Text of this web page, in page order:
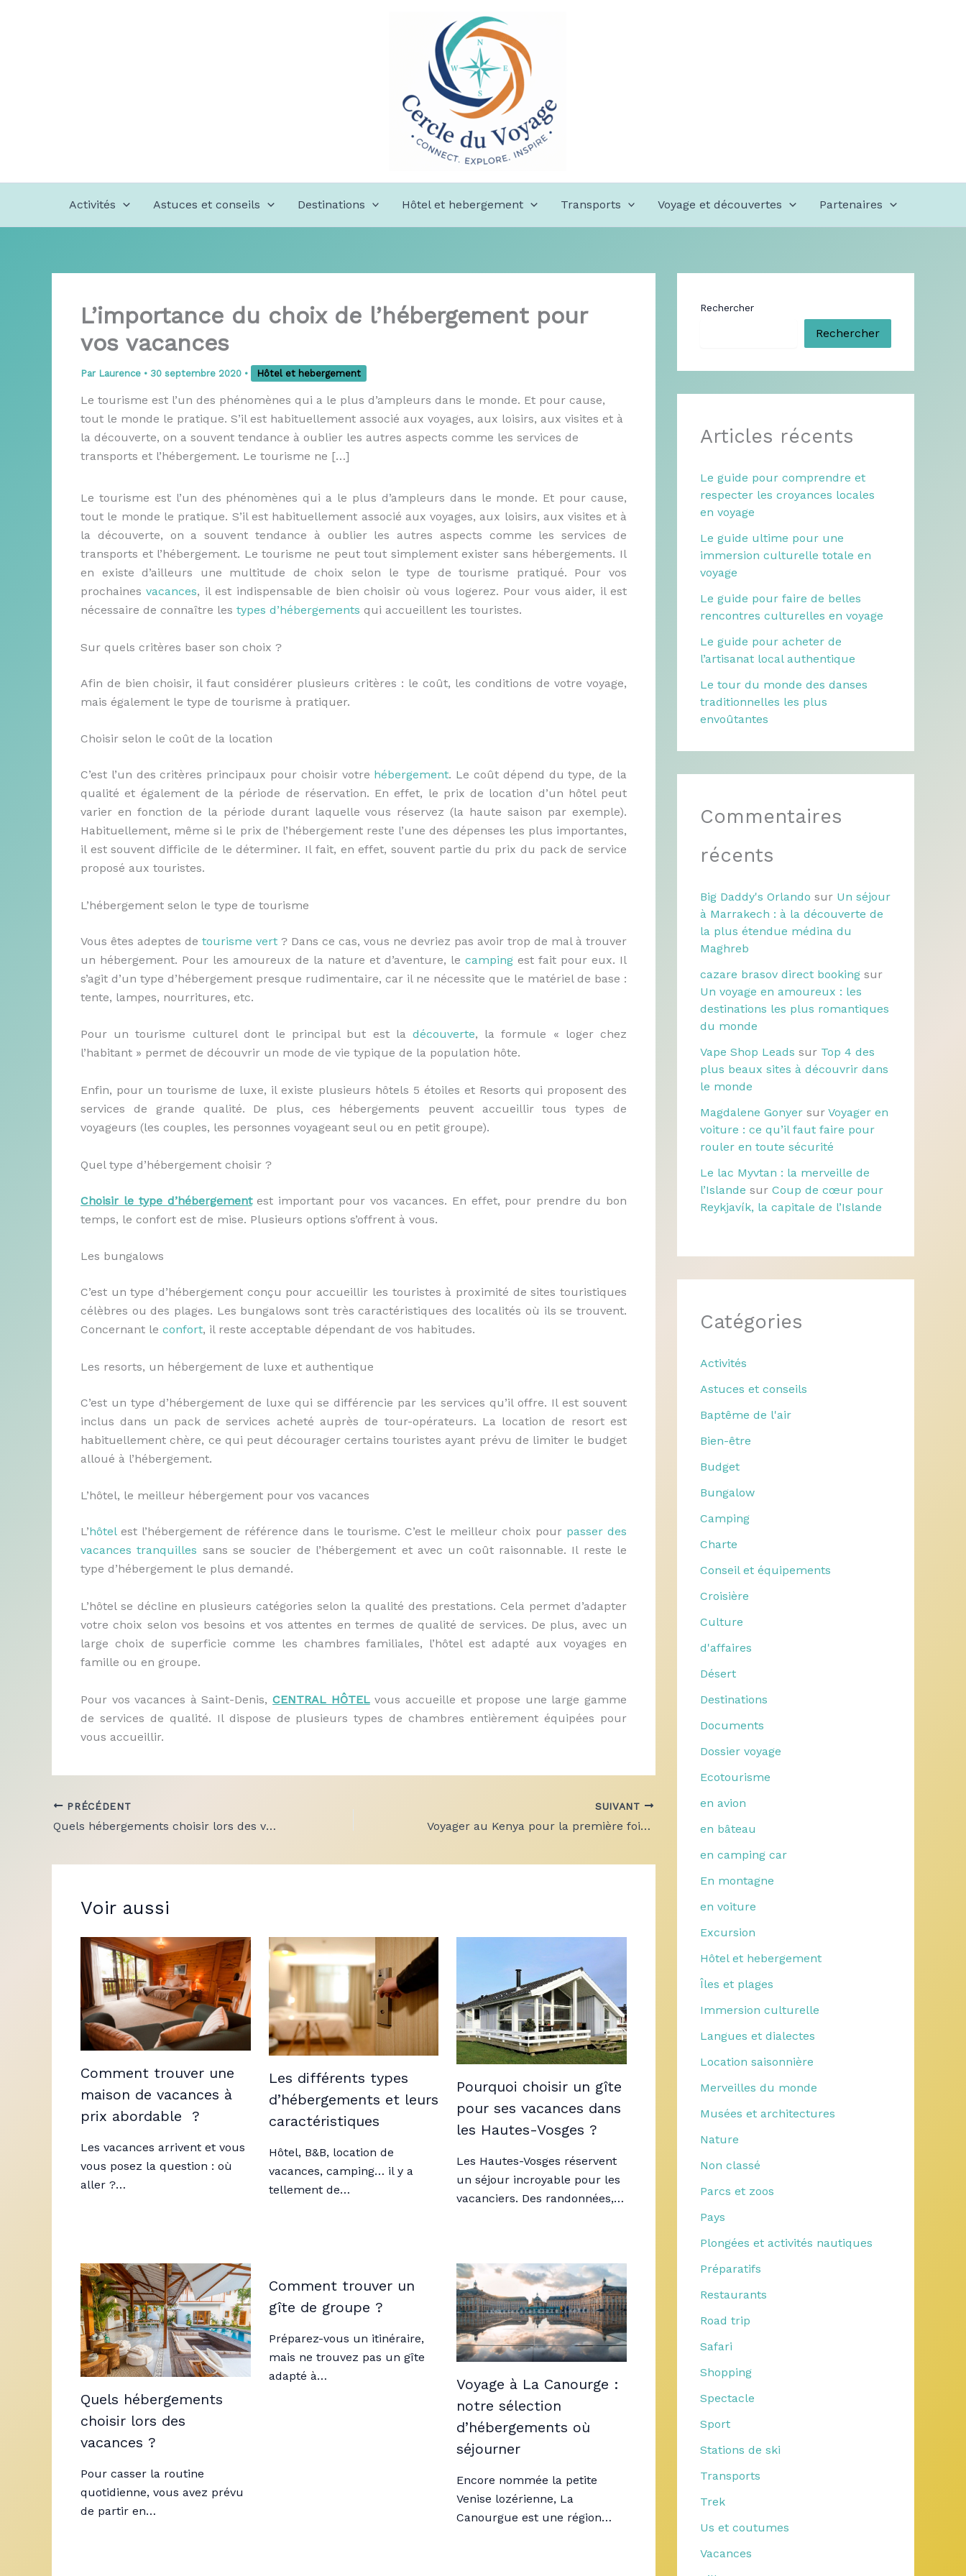
Activités Astuces et conseils Destinations Hôtel et hebergement Transports Voyage et découvertes Partenaires
L’importance du choix de l’hébergement pour
vos vacances
Par Laurence • 30 septembre 2020 • Hôtel et hebergement
Le tourisme est l’un des phénomènes qui a le plus d’ampleurs dans le monde. Et pour cause,
tout le monde le pratique. S’il est habituellement associé aux voyages, aux loisirs, aux visites et à
la découverte, on a souvent tendance à oublier les autres aspects comme les services de
transports et l’hébergement. Le tourisme ne […]
Le tourisme est l’un des phénomènes qui a le plus d’ampleurs dans le monde. Et pour cause,
tout le monde le pratique. S’il est habituellement associé aux voyages, aux loisirs, aux visites et à
la découverte, on a souvent tendance à oublier les autres aspects comme les services de
transports et l’hébergement. Le tourisme ne peut tout simplement exister sans hébergements. Il
en existe d’ailleurs une multitude de choix selon le type de tourisme pratiqué. Pour vos
prochainesvacances, il est indispensable de bien choisir où vous logerez. Pour vous aider, il est
nécessaire de connaître les types d’hébergements qui accueillent les touristes.
Sur quels critères baser son choix ?
Afin de bien choisir, il faut considérer plusieurs critères : le coût, les conditions de votre voyage,
mais également le type de tourisme à pratiquer.
Choisir selon le coût de la location
C’est l’un des critères principaux pour choisir votre hébergement. Le coût dépend du type, de la
qualité et également de la période de réservation. En effet, le prix de location d’un hôtel peut
varier en fonction de la période durant laquelle vous réservez (la haute saison par exemple).
Habituellement, même si le prix de l’hébergement reste l’une des dépenses les plus importantes,
il est souvent difficile de le déterminer. Il fait, en effet, souvent partie du prix du pack de service
proposé aux touristes.
L’hébergement selon le type de tourisme
Vous êtes adeptes de tourisme vert ? Dans ce cas, vous ne devriez pas avoir trop de mal à trouver
un hébergement. Pour les amoureux de la nature et d’aventure, le camping est fait pour eux. Il
s’agit d’un type d’hébergement presque rudimentaire, car il ne nécessite que le matériel de base :
tente, lampes, nourritures, etc.
Pour un tourisme culturel dont le principal but est la découverte, la formule « loger chez
l’habitant » permet de découvrir un mode de vie typique de la population hôte.
Enfin, pour un tourisme de luxe, il existe plusieurs hôtels 5 étoiles et Resorts qui proposent des
services de grande qualité. De plus, ces hébergements peuvent accueillir tous types de
voyageurs (les couples, les personnes voyageant seul ou en petit groupe).
Quel type d’hébergement choisir ?
Choisir le type d’hébergementest important pour vos vacances. En effet, pour prendre du bon
temps, le confort est de mise. Plusieurs options s’offrent à vous.
Les bungalows
C’est un type d’hébergement conçu pour accueillir les touristes à proximité de sites touristiques
célèbres ou des plages. Les bungalows sont très caractéristiques des localités où ils se trouvent.
Concernant le confort, il reste acceptable dépendant de vos habitudes.
Les resorts, un hébergement de luxe et authentique
C’est un type d’hébergement de luxe qui se différencie par les services qu’il offre. Il est souvent
inclus dans un pack de services acheté auprès de tour-opérateurs. La location de resort est
habituellement chère, ce qui peut décourager certains touristes ayant prévu de limiter le budget
alloué à l’hébergement.
L’hôtel, le meilleur hébergement pour vos vacances
L’hôtelest l’hébergement de référence dans le tourisme. C’est le meilleur choix pour passer des
vacances tranquilles sans se soucier de l’hébergement et avec un coût raisonnable. Il reste le
type d’hébergement le plus demandé.
L’hôtel se décline en plusieurs catégories selon la qualité des prestations. Cela permet d’adapter
votre choix selon vos besoins et vos attentes en termes de qualité de services. De plus, avec un
large choix de superficie comme les chambres familiales, l’hôtel est adapté aux voyages en
famille ou en groupe.
Pour vos vacances à Saint-Denis,CENTRAL HÔTELvous accueille et propose une large gamme
de services de qualité. Il dispose de plusieurs types de chambres entièrement équipées pour
vous accueillir.
PRÉCÉDENT
Quels hébergements choisir lors des vacances ?
SUIVANT
Voyager au Kenya pour la première fois : les infos essentielles à connaître
Voir aussi
Comment trouver une
maison de vacances à
prix abordable ?
Les vacances arrivent et vous
vous posez la question : où
aller ?…
Les différents types
d’hébergements et leurs
caractéristiques
Hôtel, B&B, location de
vacances, camping… il y a
tellement de…
Pourquoi choisir un gîte
pour ses vacances dans
les Hautes-Vosges ?
Les Hautes-Vosges réservent
un séjour incroyable pour les
vacanciers. Des randonnées,…
Quels hébergements
choisir lors des
vacances ?
Pour casser la routine
quotidienne, vous avez prévu
de partir en…
Comment trouver un
gîte de groupe ?
Préparez-vous un itinéraire,
mais ne trouvez pas un gîte
adapté à…
Voyage à La Canourge :
notre sélection
d’hébergements où
séjourner
Encore nommée la petite
Venise lozérienne, La
Canourgue est une région…
Rechercher
Rechercher
Articles récents
Le guide pour comprendre et
respecter les croyances locales
en voyage
Le guide ultime pour une
immersion culturelle totale en
voyage
Le guide pour faire de belles
rencontres culturelles en voyage
Le guide pour acheter de
l’artisanat local authentique
Le tour du monde des danses
traditionnelles les plus
envoûtantes
Commentaires
récents
Big Daddy's Orlando sur Un séjour
à Marrakech : à la découverte de
la plus étendue médina du
Maghreb
cazare brasov direct booking sur
Un voyage en amoureux : les
destinations les plus romantiques
du monde
Vape Shop Leads sur Top 4 des
plus beaux sites à découvrir dans
le monde
Magdalene Gonyer sur Voyager en
voiture : ce qu’il faut faire pour
rouler en toute sécurité
Le lac Myvtan : la merveille de
l’Islande sur Coup de cœur pour
Reykjavík, la capitale de l’Islande
Catégories
Activités
Astuces et conseils
Baptême de l'air
Bien-être
Budget
Bungalow
Camping
Charte
Conseil et équipements
Croisière
Culture
d'affaires
Désert
Destinations
Documents
Dossier voyage
Ecotourisme
en avion
en bâteau
en camping car
En montagne
en voiture
Excursion
Hôtel et hebergement
Îles et plages
Immersion culturelle
Langues et dialectes
Location saisonnière
Merveilles du monde
Musées et architectures
Nature
Non classé
Parcs et zoos
Pays
Plongées et activités nautiques
Préparatifs
Restaurants
Road trip
Safari
Shopping
Spectacle
Sport
Stations de ski
Transports
Trek
Us et coutumes
Vacances